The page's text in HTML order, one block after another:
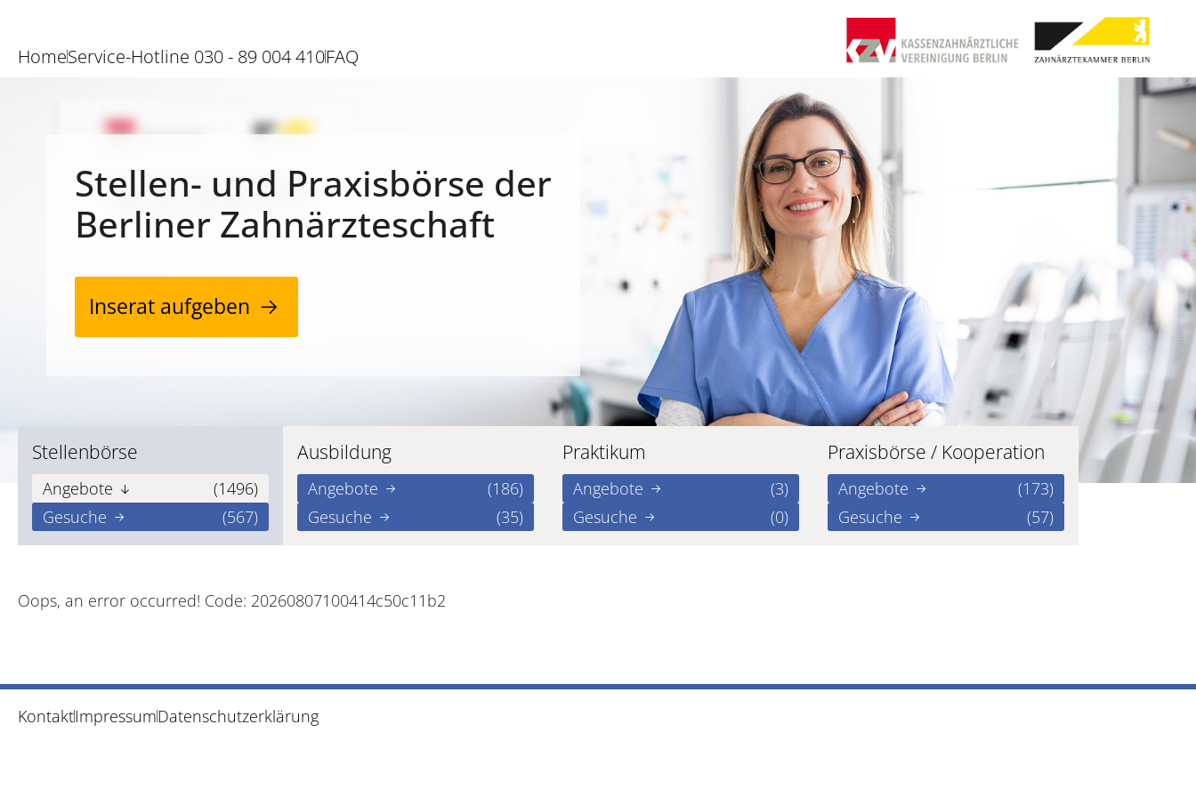
HomeService-Hotline 030 - 89 004 410FAQ
Stellen- und Praxisbörse der
Berliner Zahnärzteschaft
Inserat aufgeben
Stellenbörse
Angebote
(1496)
Gesuche
(567)
Ausbildung
Angebote
(186)
Gesuche
(35)
Praktikum
Angebote
(3)
Gesuche
(0)
Praxisbörse / Kooperation
Angebote
(173)
Gesuche
(57)
Oops, an error occurred! Code: 20260807100414c50c11b2
KontaktImpressumDatenschutzerklärung